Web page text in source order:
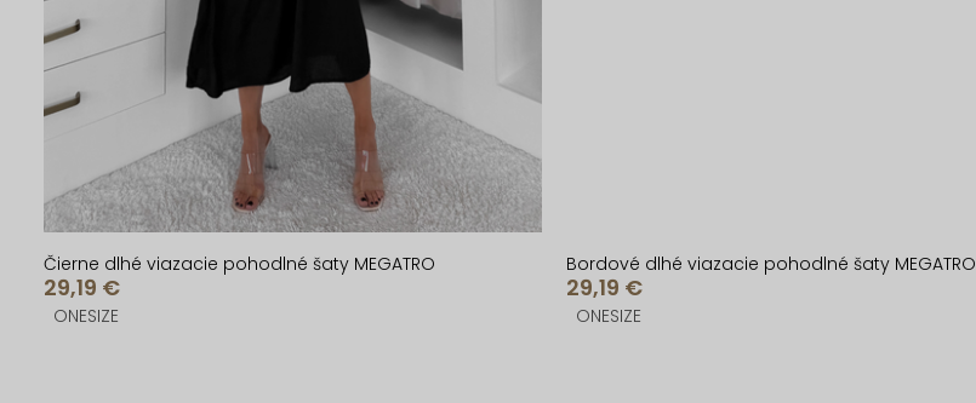
Čierne dlhé viazacie pohodlné šaty MEGATRO
29,19 €
ONESIZE
Bordové dlhé viazacie pohodlné šaty MEGATRO
29,19 €
ONESIZE